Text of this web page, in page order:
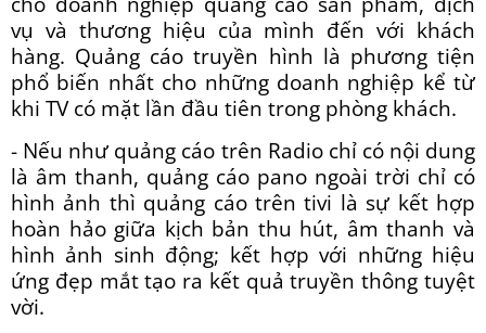
vụ và thương hiệu của mình đến với khách
hàng. Quảng cáo truyền hình là phương tiện
phổ biến nhất cho những doanh nghiệp kể từ
khi TV có mặt lần đầu tiên trong phòng khách.
- Nếu như quảng cáo trên Radio chỉ có nội dung
là âm thanh, quảng cáo pano ngoài trời chỉ có
hình ảnh thì quảng cáo trên tivi là sự kết hợp
hoàn hảo giữa kịch bản thu hút, âm thanh và
hình ảnh sinh động; kết hợp với những hiệu
ứng đẹp mắt tạo ra kết quả truyền thông tuyệt
vời.